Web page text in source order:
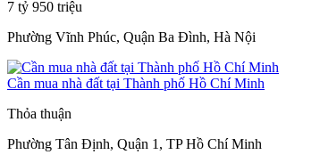
7 tỷ 950 triệu
Phường Vĩnh Phúc, Quận Ba Đình, Hà Nội
Cần mua nhà đất tại Thành phố Hồ Chí Minh
Thỏa thuận
Phường Tân Định, Quận 1, TP Hồ Chí Minh